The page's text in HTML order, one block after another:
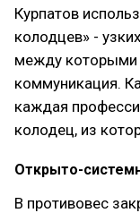
Курпатов
колодцев» -
между которыми
коммуникация.
каждая
колодец, из
Открыто-
В противовес